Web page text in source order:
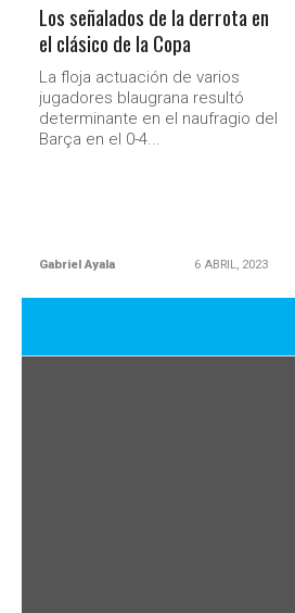
Los señalados de la derrota en
el clásico de la Copa
La floja actuación de varios
jugadores blaugrana resultó
determinante en el naufragio del
Barça en el 0-4...
Gabriel Ayala 6 ABRIL, 2023